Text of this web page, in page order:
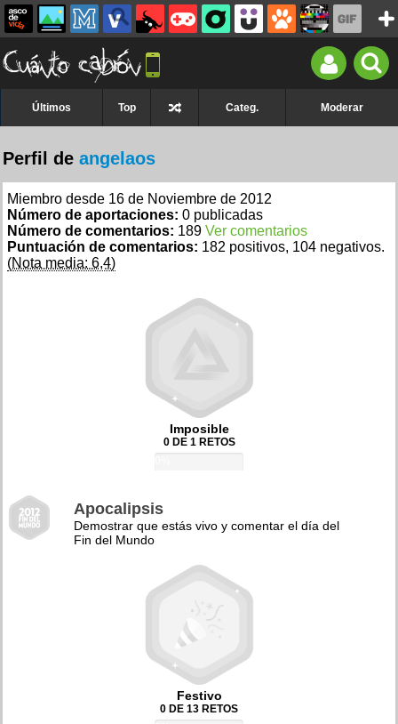
Últimos Top Categ. Moderar
Perfil de angelaos
Miembro desde 16 de Noviembre de 2012
Número de aportaciones: 0 publicadas
Número de comentarios: 189 Ver comentarios
Puntuación de comentarios: 182 positivos, 104 negativos.
(Nota media: 6,4)
Imposible
0 DE 1 RETOS
Apocalipsis
Demostrar que estás vivo y comentar el día del
Fin del Mundo
Festivo
0 DE 13 RETOS